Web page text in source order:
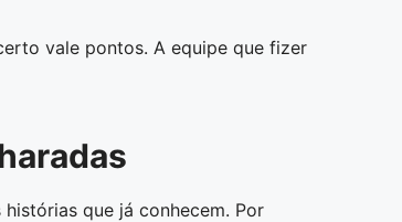
vale pontos. A equipe que fizer
que já conhecem. Por